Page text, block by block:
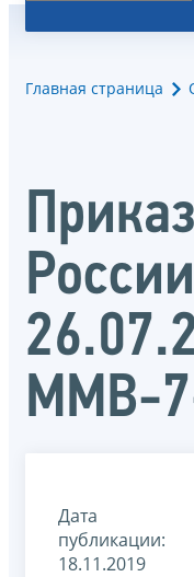
Главная страница
ММВ-
Дата
публикации:
18.11.2019